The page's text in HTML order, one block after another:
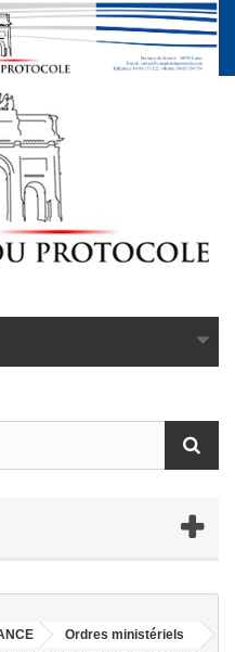
Ordres ministériels